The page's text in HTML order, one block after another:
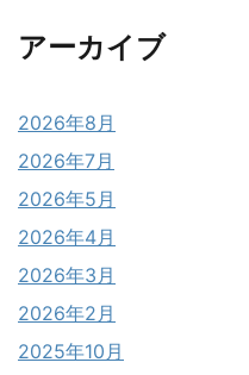
アーカイブ
2026年8月
2026年7月
2026年5月
2026年4月
2026年3月
2026年2月
2025年10月